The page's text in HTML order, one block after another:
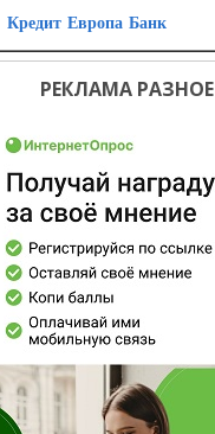
Кредит Европа Банк
РЕКЛАМА РАЗНОЕ